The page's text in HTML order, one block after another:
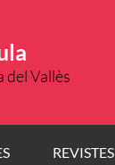
del Vallès
REVISTES